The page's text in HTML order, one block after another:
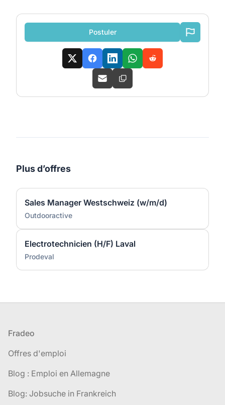
Postuler
Plus d’offres
Sales Manager Westschweiz (w/m/d)
Outdooractive
Electrotechnicien (H/F) Laval
Prodeval
Pied de page
Fradeo
Offres d'emploi
Blog : Emploi en Allemagne
Blog: Jobsuche in Frankreich